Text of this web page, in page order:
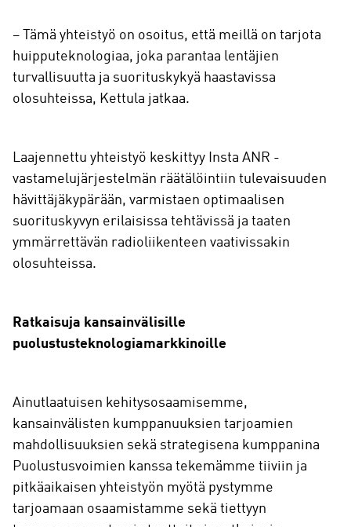
– Tämä yhteistyö on osoitus, että meillä on tarjota
huipputeknologiaa, joka parantaa lentäjien
turvallisuutta ja suorituskykyä haastavissa
olosuhteissa, Kettula jatkaa.
Laajennettu yhteistyö keskittyy Insta ANR -
vastamelujärjestelmän räätälöintiin tulevaisuuden
hävittäjäkypärään, varmistaen optimaalisen
suorituskyvyn erilaisissa tehtävissä ja taaten
ymmärrettävän radioliikenteen vaativissakin
olosuhteissa.
Ratkaisuja kansainvälisille
puolustusteknologiamarkkinoille
Ainutlaatuisen kehitysosaamisemme,
kansainvälisten kumppanuuksien tarjoamien
mahdollisuuksien sekä strategisena kumppanina
Puolustusvoimien kanssa tekemämme tiiviin ja
pitkäaikaisen yhteistyön myötä pystymme
tarjoamaan osaamistamme sekä tiettyyn